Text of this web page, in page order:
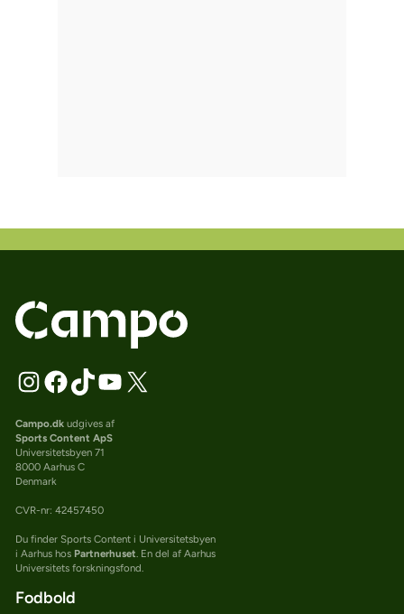
Campo.dkudgives af
Sports Content ApS
Universitetsbyen 71
8000 Aarhus C
Denmark
CVR-nr: 42457450
Du finder Sports Content i Universitetsbyen
i Aarhus hos Partnerhuset. En del af Aarhus
Universitets forskningsfond.
Fodbold